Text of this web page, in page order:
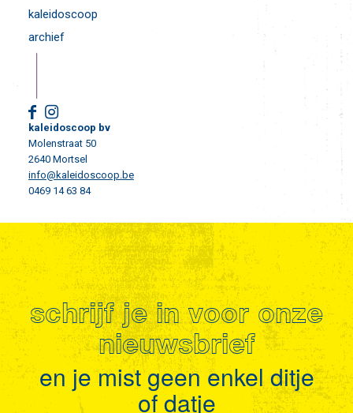
kaleidoscoop
archief
kaleidoscoop bv
Molenstraat 50
2640 Mortsel
info@kaleidoscoop.be
0469 14 63 84
schrijf je in voor onze
nieuwsbrief
en je mist geen enkel ditje
of datje